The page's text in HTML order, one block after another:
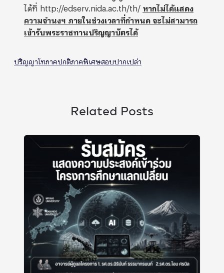
ได้ที่ http://edserv.nida.ac.th/th/ หากไม่ได้แสดง
ความจำนงฯ ภายในช่วงเวลาที่กำหนด จะไม่สามารถ
เข้ารับพระราชทานปริญญาบัตรได้
ปริญญาโทภาคปกติภาคพิเศษสอบปากเปล่า
Related Posts